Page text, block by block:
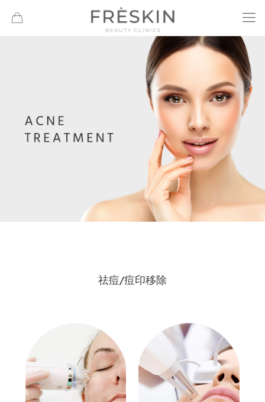
祛痘/痘印移除